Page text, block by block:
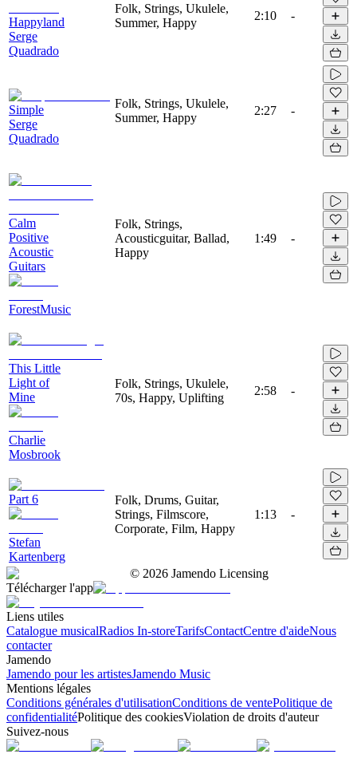
Happyland
Serge
Quadrado
Folk, Strings, Ukulele,
Summer, Happy
2:10 -
Simple
Serge
Quadrado
Folk, Strings, Ukulele,
Summer, Happy
2:27 -
Calm
Positive
Acoustic
Guitars
ForestMusic
Folk, Strings,
Acousticguitar, Ballad,
Happy
1:49 -
This Little
Light of
Mine
Charlie
Mosbrook
Folk, Strings, Ukulele,
70s, Happy, Uplifting
2:58 -
Part 6
Stefan
Kartenberg
Folk, Drums, Guitar,
Strings, Filmscore,
Corporate, Film, Happy
1:13 -
© 2026 Jamendo Licensing
Télécharger l'app
Liens utiles
Catalogue musicalRadios In-storeTarifsContactCentre d'aideNous
contacter
Jamendo
Jamendo pour les artistesJamendo Music
Mentions légales
Conditions générales d'utilisationConditions de ventePolitique de
confidentialitéPolitique des cookiesViolation de droits d'auteur
Suivez-nous